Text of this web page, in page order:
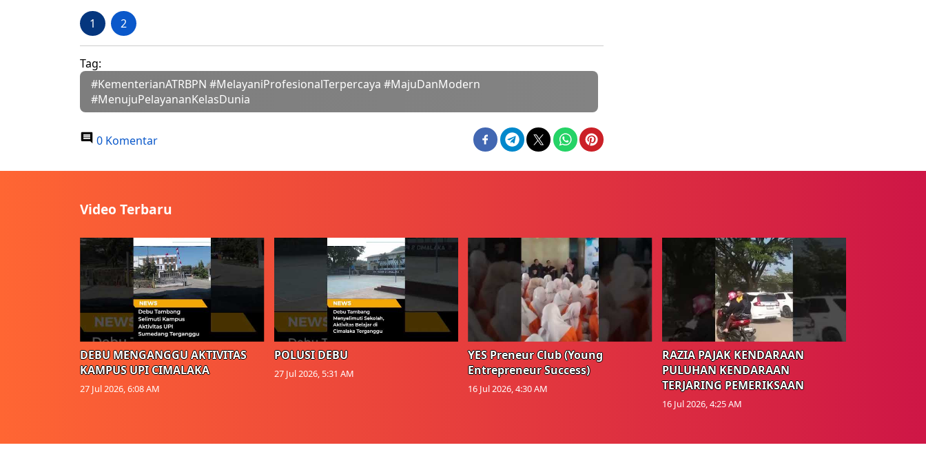
1 2
Tag:
#KementerianATRBPN #MelayaniProfesionalTerpercaya #MajuDanModern
#MenujuPelayananKelasDunia
0 Komentar
Video Terbaru
DEBU MENGANGGU AKTIVITAS
KAMPUS UPI CIMALAKA
27 Jul 2026, 6:08 AM
POLUSI DEBU
27 Jul 2026, 5:31 AM
YES Preneur Club (Young
Entrepreneur Success)
16 Jul 2026, 4:30 AM
RAZIA PAJAK KENDARAAN
PULUHAN KENDARAAN
TERJARING PEMERIKSAAN
16 Jul 2026, 4:25 AM